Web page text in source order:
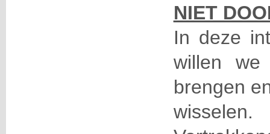
NIET
In deze
willen we
brengen
wisselen.